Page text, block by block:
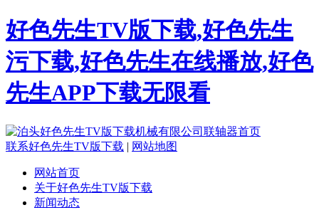
好色先生TV版下载,好色先生
污下载,好色先生在线播放,好色
先生APP下载无限看
联系好色先生TV版下载 | 网站地图
网站首页
关于好色先生TV版下载
新闻动态